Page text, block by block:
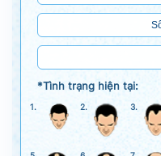
*Tình trạng hiện tại:
1. 2. 3.